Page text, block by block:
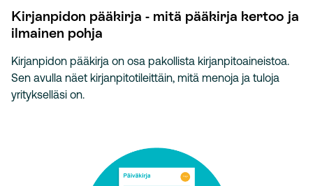
Kirjanpidon pääkirja - mitä pääkirja kertoo ja
ilmainen pohja
Kirjanpidon pääkirja on osa pakollista kirjanpitoaineistoa.
Sen avulla näet kirjanpitotileittäin, mitä menoja ja tuloja
yritykselläsi on.